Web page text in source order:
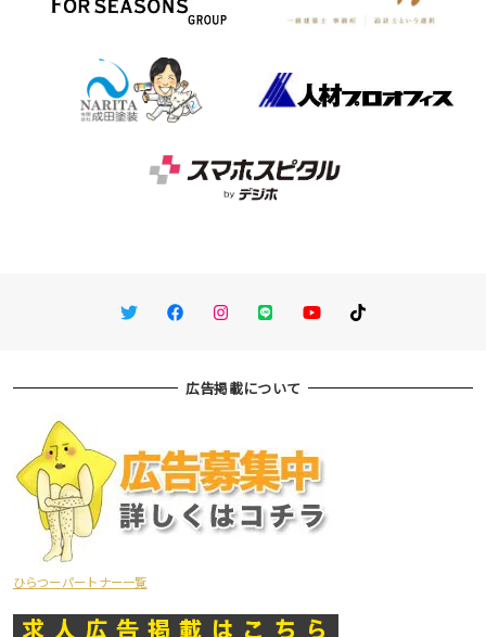
TwitterFacebookInstagram
LINE You TubeTikTok
広告掲載について
ひらつーパートナー一覧